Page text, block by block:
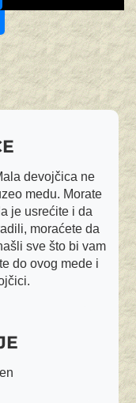
devojčica ne
medu. Morate
je usrećite i da
moraćete da
sve što bi vam
do ovog mede i